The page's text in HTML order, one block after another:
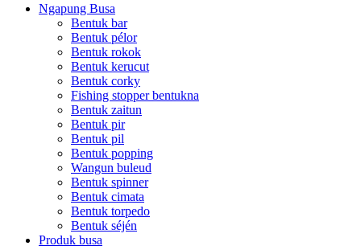
Ngapung Busa
Bentuk bar
Bentuk pélor
Bentuk rokok
Bentuk kerucut
Bentuk corky
Fishing stopper bentukna
Bentuk zaitun
Bentuk pir
Bentuk pil
Bentuk popping
Wangun buleud
Bentuk spinner
Bentuk cimata
Bentuk torpedo
Bentuk séjén
Produk busa